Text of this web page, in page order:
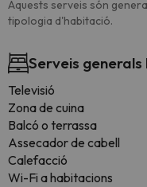
Aquests serveis són
tipologia d'habitació.
Serveis
Televisió
Zona de cuina
Balcó o terrassa
Assecador de cabell
Calefacció
Wi-Fi a habitacions